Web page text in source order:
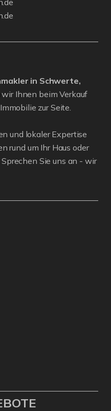
in Schwerte,
Ihnen beim Verkauf
zur Seite.
und lokaler Expertise
rund um Ihr Haus oder
Sie uns an - wir